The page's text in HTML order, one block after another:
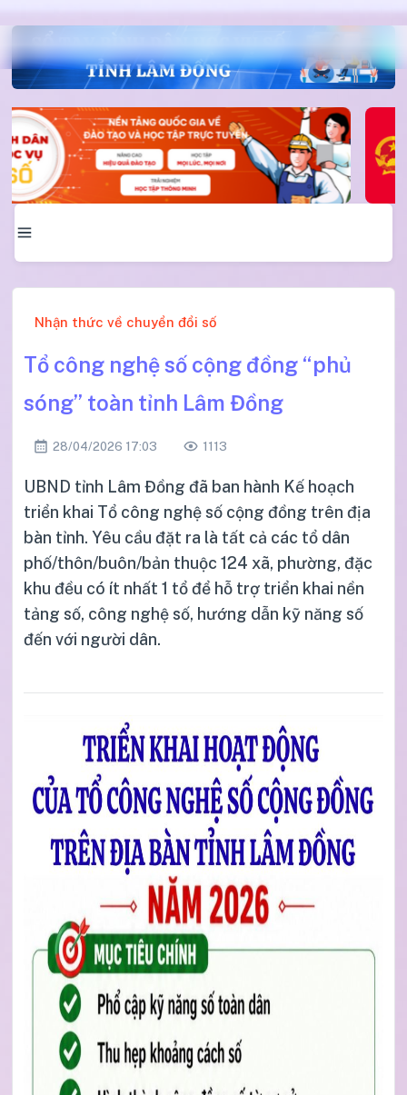
Nhận thức về chuyển đổi số
Tổ công nghệ số cộng đồng “phủ
sóng” toàn tỉnh Lâm Đồng
28/04/2026 17:03 1113
UBND tỉnh Lâm Đồng đã ban hành Kế hoạch
triển khai Tổ công nghệ số cộng đồng trên địa
bàn tỉnh. Yêu cầu đặt ra là tất cả các tổ dân
phố/thôn/buôn/bản thuộc 124 xã, phường, đặc
khu đều có ít nhất 1 tổ để hỗ trợ triển khai nền
tảng số, công nghệ số, hướng dẫn kỹ năng số
đến với người dân.